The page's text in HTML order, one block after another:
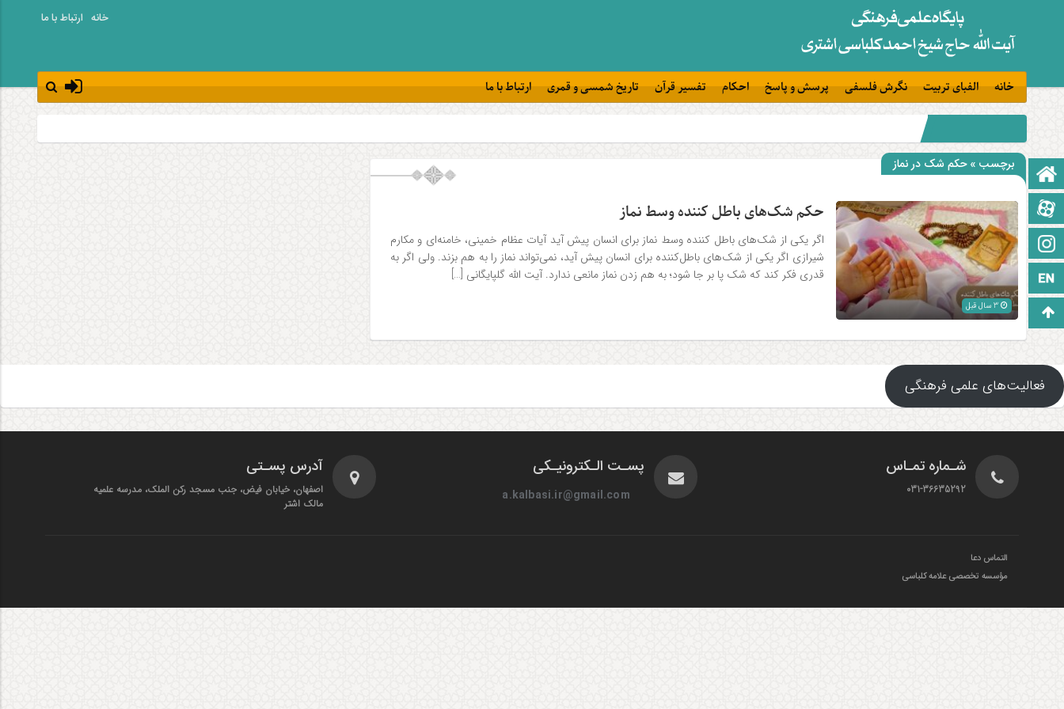
خانه ارتباط با ما
خانه الفبای تربیت نگرش فلسفی پرسش و پاسخ احکام تفسیر قرآن تاریخ شمسی و قمری ارتباط با ما
صفحه نخست
آپارات
اینستاگرام
زبان انگلیسی
برو بالا
برچسب » حکم شک‌ در نماز
حکم شک‌هاى باطل‌ کننده وسط نماز
اگر یکى از شک‌هاى باطل‌ کننده وسط نماز براى انسان پیش آید آیات عظام خمینی، خامنه‌ای و مکارم
شیرازی اگر یکى از شک‌هاى باطل‌کننده براى انسان پیش آید، نمى‌تواند نماز را به هم بزند. ولى اگر به
قدرى فکر کند که شک پا بر جا شود؛ به هم زدن نماز مانعى ندارد. آیت الله گلپایگانی […]
فعالیت‌های علمی فرهنگی
شـماره تمـاس
031-36635292
پسـت الـکترونیـکی
a.kalbasi.ir@gmail.com
آدرس پسـتی
اصفهان، خیابان فیض، جنب مسجد رکن الملک، مدرسه علمیه
مالک اشتر
التماس دعا
مؤسسه تخصصی علامه کلباسی